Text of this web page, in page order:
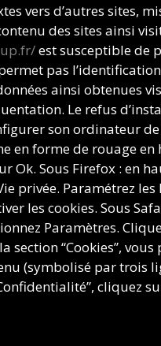
vers d’autres sites,
des sites ainsi
est susceptible de
pas
ainsi obtenues
Le refus
son ordinateur
en forme de rouage
Ok. Sous Firefox : en
privée. Paramétrez
les cookies. Sous
Paramètres.
“Cookies”,
(symbolisé par trois
cliquez